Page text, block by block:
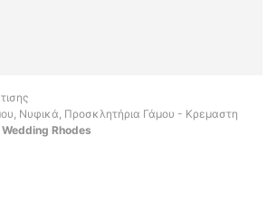
Νυφικά, Προσκλητήρια Γάμου - Κρεμαστη
Rhodes